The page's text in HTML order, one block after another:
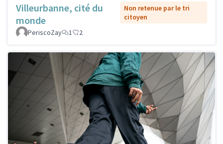
Villeurbanne, cité du
monde
Non retenue par le tri
citoyen
PeriscoZay
1 2